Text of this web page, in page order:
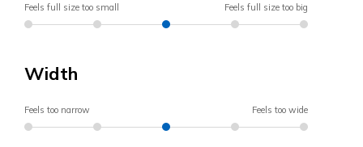
Feels full size too small Feels full size too big
Width
Feels too narrow Feels too wide